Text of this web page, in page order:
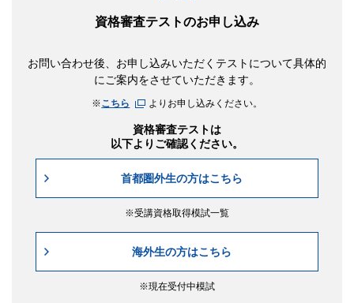
資格審査テストのお申し込み
お問い合わせ後、お申し込みいただくテストについて具体的
にご案内をさせていただきます。
こちら よりお申し込みください。
資格審査テストは
以下よりご確認ください。
首都圏外生の方はこちら
受講資格取得模試一覧
海外生の方はこちら
現在受付中模試